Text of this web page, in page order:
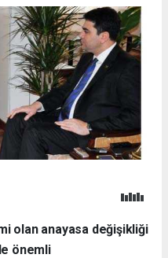
olan anayasa değişikliği
önemli